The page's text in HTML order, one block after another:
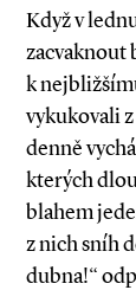
Když v
zacvaknout
k
vykukovali
denně
kterých
blahem
z nich sníh
dubna!“